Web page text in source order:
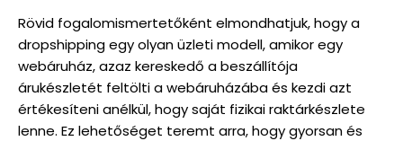
Rövid fogalomismertetőként elmondhatjuk, hogy a
dropshipping egy olyan üzleti modell, amikor egy
webáruház, azaz kereskedő a beszállítója
árukészletét feltölti a webáruházába és kezdi azt
értékesíteni anélkül, hogy saját fizikai raktárkészlete
lenne. Ez lehetőséget teremt arra, hogy gyorsan és